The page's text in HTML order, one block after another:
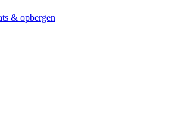
& opbergen